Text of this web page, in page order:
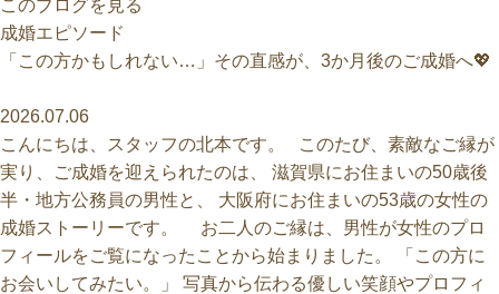
このブログを見る
「この方かもしれない…」その直感が、3か月後のご成婚へ💖
2026.07.06
こんにちは、スタッフの北本です。 このたび、素敵なご縁が
実り、ご成婚を迎えられたのは、 滋賀県にお住まいの50歳後
半・地方公務員の男性と、 大阪府にお住まいの53歳の女性の
成婚ストーリーです。 お二人のご縁は、男性が女性のプロ
フィールをご覧になったことから始まりました。 「この方に
お会いしてみたい。」 写真から伝わる優しい笑顔やプロフィ